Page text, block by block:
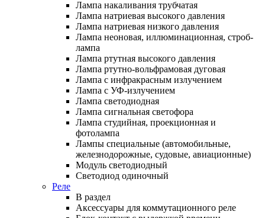
Лампа накаливания трубчатая
Лампа натриевая высокого давления
Лампа натриевая низкого давления
Лампа неоновая, иллюминационная, строб-
лампа
Лампа ртутная высокого давления
Лампа ртутно-вольфрамовая дуговая
Лампа с инфракрасным излучением
Лампа с УФ-излучением
Лампа светодиодная
Лампа сигнальная светофора
Лампа студийная, проекционная и
фотолампа
Лампы специальные (автомобильные,
железнодорожные, судовые, авиационные)
Модуль светодиодный
Светодиод одиночный
Реле
В раздел
Аксессуары для коммутационного реле